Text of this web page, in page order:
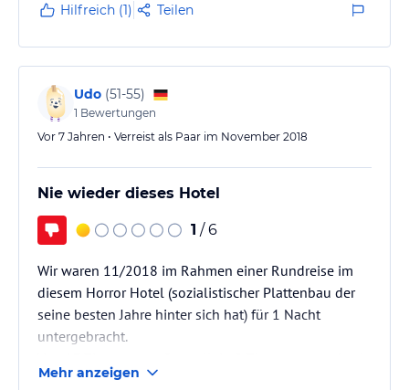
Hilfreich (1) Teilen
Udo (51-55)
1 Bewertungen
Vor 7 Jahren • Verreist als Paar im November 2018
Nie wieder dieses Hotel
1 / 6
Wir waren 11/2018 im Rahmen einer Rundreise im
diesem Horror Hotel (sozialistischer Plattenbau der
seine besten Jahre hinter sich hat) für 1 Nacht
untergebracht.
werden wegen z.B. Bettwanzen (kleine schwarze
Mehr anzeigen